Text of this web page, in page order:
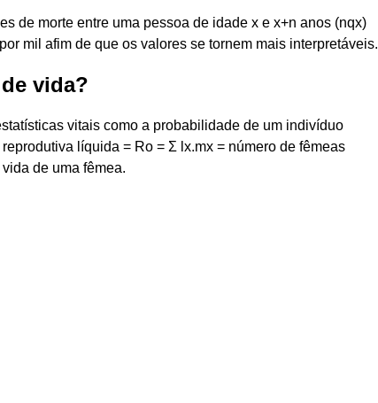
de morte entre uma pessoa de idade x e x+n anos (nqx)
mil afim de que os valores se tornem mais interpretáveis.
vida?
vitais como a probabilidade de um indivíduo
líquida = Ro = Σ lx.mx = número de fêmeas
de uma fêmea.